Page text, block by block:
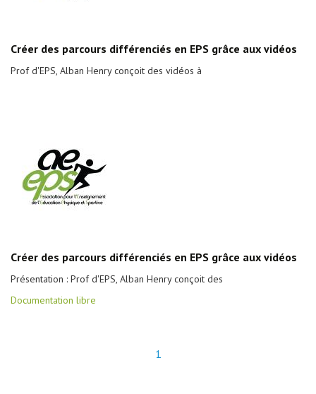
Créer des parcours différenciés en EPS grâce aux vidéos
Prof d'EPS, Alban Henry conçoit des vidéos à
Créer des parcours différenciés en EPS grâce aux vidéos
Présentation : Prof d'EPS, Alban Henry conçoit des
Documentation libre
1